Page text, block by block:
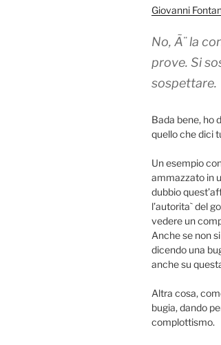
Giovanni
No, Ã¨ la
prove. Si
sospettare.
Bada bene, ho
quello che dici
Un esempio
ammazzato in
dubbio
l’autorita` del
vedere un
Anche se non
dicendo una
anche su
Altra cosa,
bugia, dando
complottismo.